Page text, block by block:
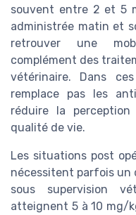
souvent entre 2 et 5
administrée matin et
retrouver une
complément des
vétérinaire. Dans
remplace pas les
réduire la
qualité de vie.
Les situations post
nécessitent parfois un
sous supervision
atteignent 5 à 10 mg/